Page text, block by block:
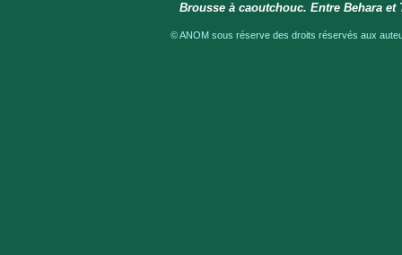
Brousse à caoutchouc. Entre Behara et
© ANOM sous réserve des droits réservés aux